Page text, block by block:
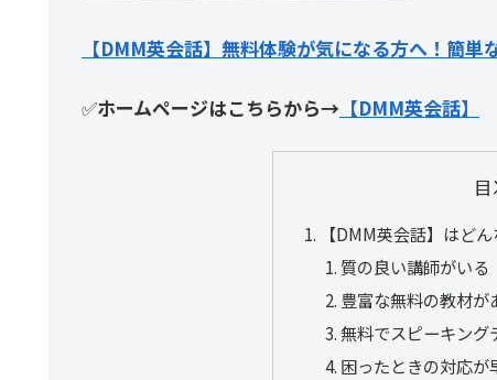
【DMM英会話】無料体験が気になる方へ！簡単
✅ホームページはこちらから→ 【DMM英会話】
【DMM英会話】はど
質の良い講師がい
豊富な無料の教材が
無料でスピーキング
困ったときの対応が